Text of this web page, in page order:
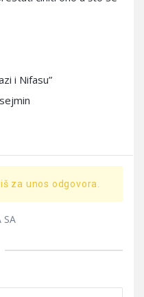
i Nifasu”
za unos odgovora.
SA